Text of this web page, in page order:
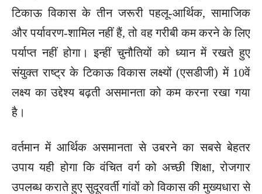
टिकाऊ विकास के तीन जरूरी पहलू-आर्थिक, सामाजिक
और पर्यावरण-शामिल नहीं हैं, तो वह गरीबी कम करने के लिए
पर्याप्त नहीं होगा। इन्हीं चुनौतियों को ध्यान में रखते हुए
संयुक्त राष्ट्र के टिकाऊ विकास लक्ष्यों (एसडीजी) में 10वें
लक्ष्य का उद्देश्य बढ़ती असमानता को कम करना रखा गया
है।
वर्तमान में आर्थिक असमानता से उबरने का सबसे बेहतर
उपाय यही होगा कि वंचित वर्ग को अच्छी शिक्षा, रोजगार
उपलब्ध कराते हुए सुदूरवर्ती गांवों को विकास की मुख्यधारा से